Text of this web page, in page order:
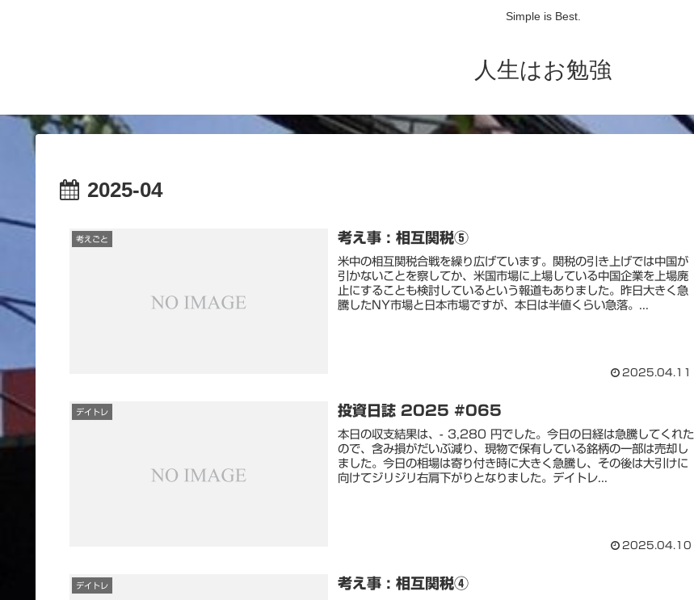
Simple is Best.
人生はお勉強
2025-04
考えごと 考え事 : 相互関税⑤
米中の相互関税合戦を繰り広げています。関税の引き上げでは中国が
引かないことを察してか、米国市場に上場している中国企業を上場廃
止にすることも検討しているという報道もありました。昨日大きく急
騰したNY市場と日本市場ですが、本日は半値くらい急落。...
2025.04.11
デイトレ 投資日誌 2025 #065
本日の収支結果は、- 3,280 円でした。今日の日経は急騰してくれた
ので、含み損がだいぶ減り、現物で保有している銘柄の一部は売却し
ました。今日の相場は寄り付き時に大きく急騰し、その後は大引けに
向けてジリジリ右肩下がりとなりました。デイトレ...
2025.04.10
デイトレ 考え事 : 相互関税④